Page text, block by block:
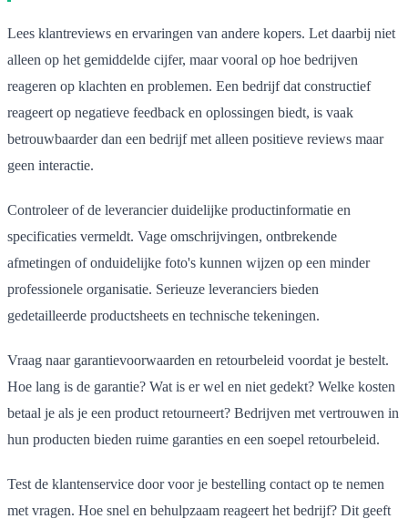
Lees klantreviews en ervaringen van andere kopers. Let daarbij niet
alleen op het gemiddelde cijfer, maar vooral op hoe bedrijven
reageren op klachten en problemen. Een bedrijf dat constructief
reageert op negatieve feedback en oplossingen biedt, is vaak
betrouwbaarder dan een bedrijf met alleen positieve reviews maar
geen interactie.
Controleer of de leverancier duidelijke productinformatie en
specificaties vermeldt. Vage omschrijvingen, ontbrekende
afmetingen of onduidelijke foto's kunnen wijzen op een minder
professionele organisatie. Serieuze leveranciers bieden
gedetailleerde productsheets en technische tekeningen.
Vraag naar garantievoorwaarden en retourbeleid voordat je bestelt.
Hoe lang is de garantie? Wat is er wel en niet gedekt? Welke kosten
betaal je als je een product retourneert? Bedrijven met vertrouwen in
hun producten bieden ruime garanties en een soepel retourbeleid.
Test de klantenservice door voor je bestelling contact op te nemen
met vragen. Hoe snel en behulpzaam reageert het bedrijf? Dit geeft